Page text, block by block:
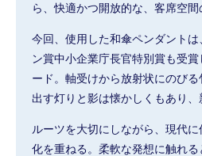
ら、快適かつ開放的な、客席空間
今回、使用した和傘ペンダント
ン賞中小企業庁長官特別賞も受
ード。軸受けから放射状にのび
出す灯りと影は懐かしくもあり、
ルーツを大切にしながら、現代
化を重ねる。柔軟な発想に触れ